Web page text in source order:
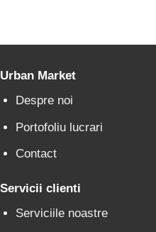
Urban Market
Despre noi
Portofoliu lucrari
Contact
Servicii clienti
Serviciile noastre